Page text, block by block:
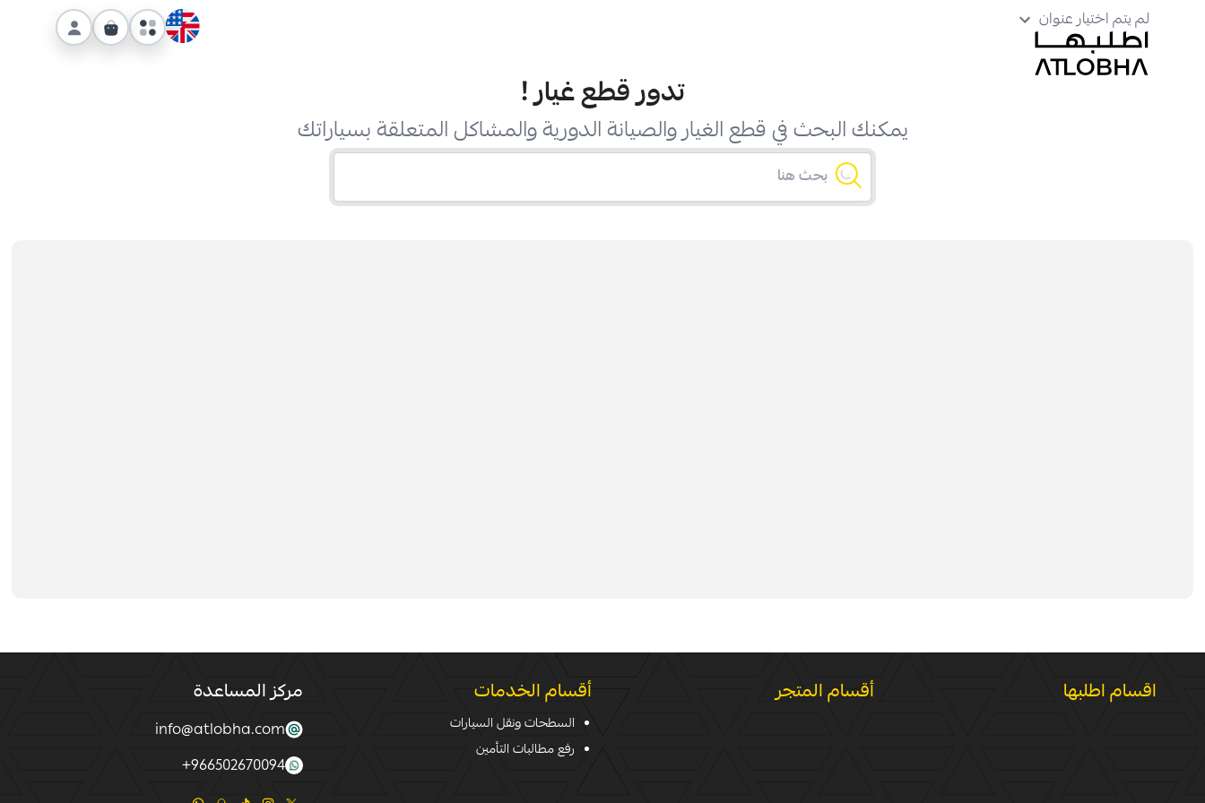
لم يتم اختيار عنوان
تدور قطع غيار!
يمكنك البحث في قطع الغيار والصيانة الدورية والمشاكل المتعلقة بسياراتك
اقسام اطلبها أقسام المتجر أقسام الخدمات
السطحات ونقل السيارات
رفع مطالبات التأمين
مركز المساعدة
info@atlobha.com
966502670094
+